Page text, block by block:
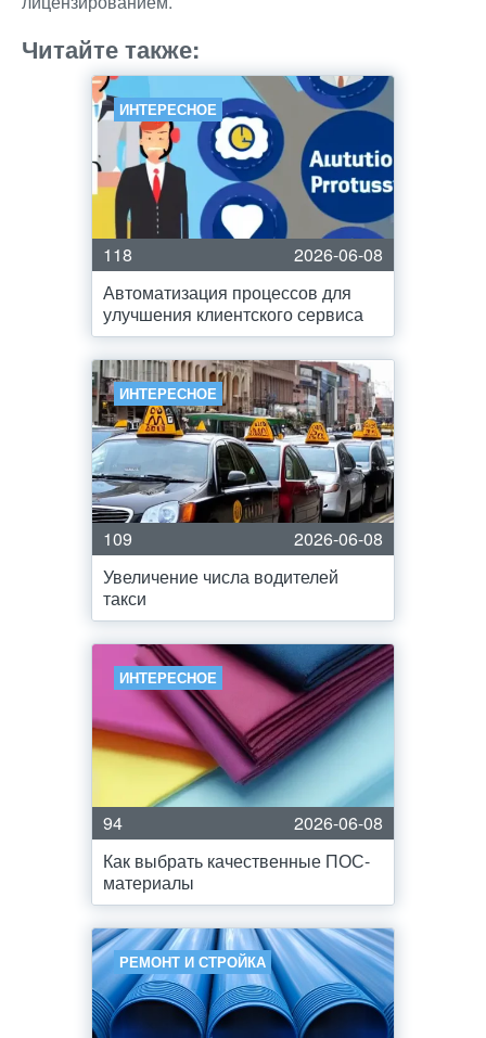
Читайте также:
ИНТЕРЕСНОЕ
118
2026-06-08
Автоматизация процессов для
улучшения клиентского сервиса
ИНТЕРЕСНОЕ
109
2026-06-08
Увеличение числа водителей
такси
ИНТЕРЕСНОЕ
94
2026-06-08
Как выбрать качественные ПОС-
материалы
РЕМОНТ И СТРОЙКА